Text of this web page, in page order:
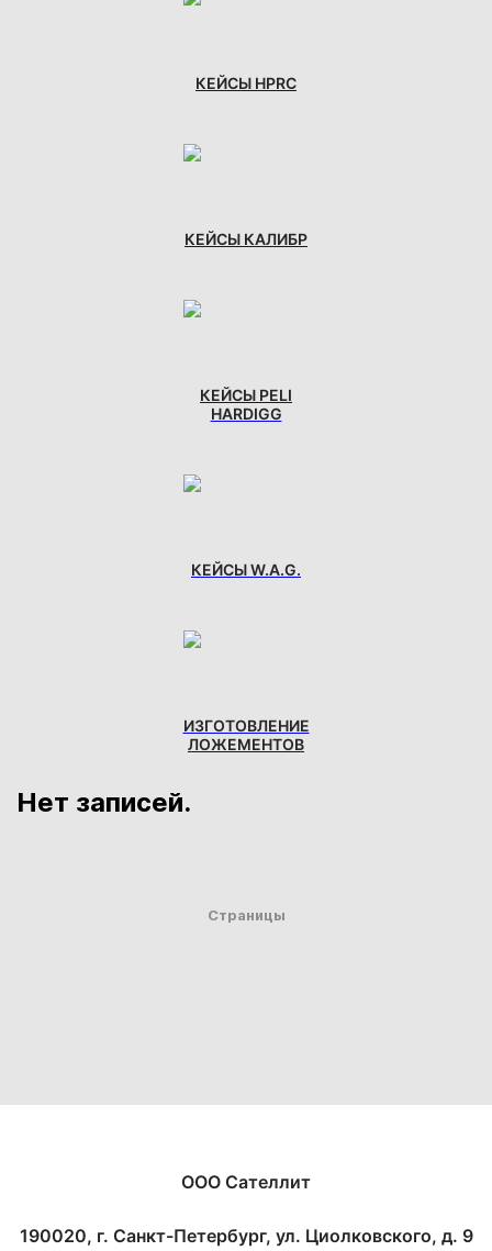
КЕЙСЫ HPRC
КЕЙСЫ КАЛИБР
КЕЙСЫ PELI
HARDIGG
КЕЙСЫ W.A.G.
ИЗГОТОВЛЕНИЕ
ЛОЖЕМЕНТОВ
Нет записей.
Страницы
ООО Сателлит
190020, г. Санкт-Петербург, ул. Циолковского, д. 9